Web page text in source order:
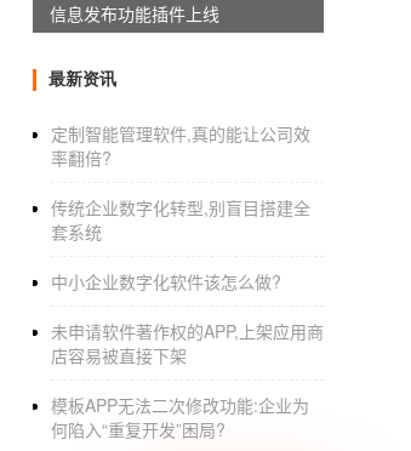
APPWORKON上线
最新资讯
定制智能管理软件,真的能让公司效
率翻倍?
传统企业数字化转型,别盲目搭建全
套系统
中小企业数字化软件该怎么做?
未申请软件著作权的APP,上架应用商
店容易被直接下架
模板APP无法二次修改功能:企业为
何陷入“重复开发”困局?